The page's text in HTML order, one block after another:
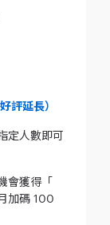
評延長）
定人數即可
會獲得「
加碼 100